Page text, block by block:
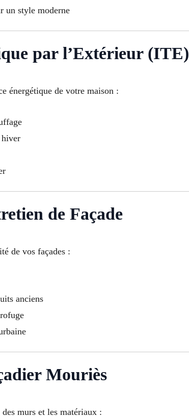
un style moderne
par l’Extérieur (ITE)
énergétique de votre maison :
hiver
de Façade
de vos façades :
anciens
Mouriès
murs et les matériaux :